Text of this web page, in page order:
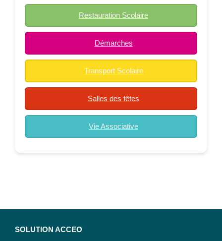
Restauration Scolaire
Démarches
Transport Scolaire
Salles des fêtes
Vie Associative
SOLUTION ACCEO